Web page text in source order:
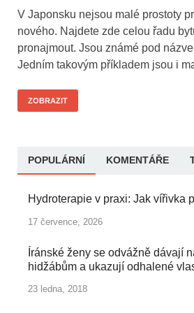
V Japonsku nejsou malé prostoty
nového. Najdete zde celou řadu
pronajmout. Jsou známé pod
Jedním takovým příkladem jsou i
ZOBRAZIT
POPULÁRNÍ KOMENTÁŘE
Hydroterapie v praxi: Jak vířivka
17 července, 2026
Íránské ženy se odvážně dávají
hidžábům a ukazují odhalené
23 ledna, 2018